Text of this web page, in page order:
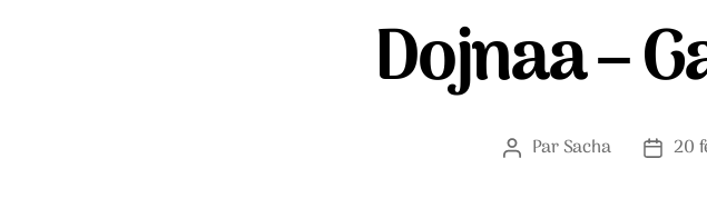
Dojnaa –
Auteur
ParSacha
Date
20